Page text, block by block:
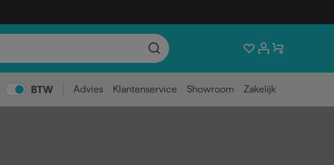
BTW Advies Klantenservice Showroom Zakelijk